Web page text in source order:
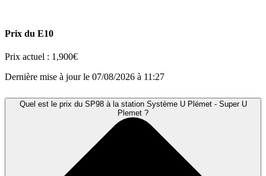
Prix du E10
Prix actuel : 1,900€
Dernière mise à jour le 07/08/2026 à 11:27
Quel est le prix du SP98 à la station Système U Plémet - Super U
Plemet ?